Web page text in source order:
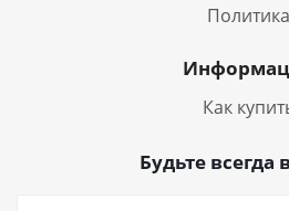
Политика
Как
Будьте всегда